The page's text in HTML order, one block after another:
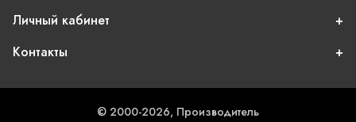
Личный кабинет
Контакты
© 2000-2026, Производитель